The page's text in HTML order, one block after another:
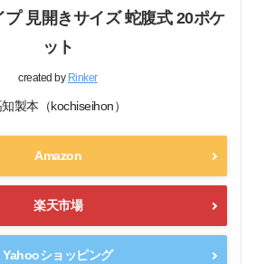
見開きサイズ 蛇腹式 20ポケ
ット
created by Rinker
製本（kochiseihon）
Amazon
楽天市場
Yahooショッピング